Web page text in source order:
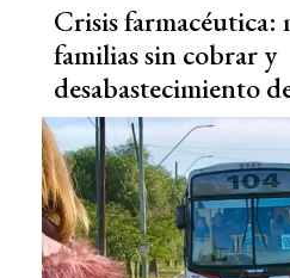
Crisis farmacéutica:
familias sin cobrar y
desabastecimiento